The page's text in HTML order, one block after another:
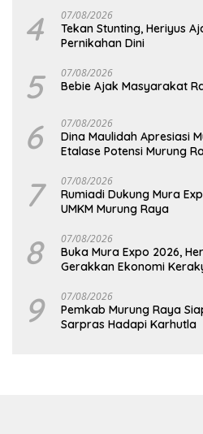
4 07/08/2026
Tekan Stunting, Heriyus
Pernikahan Dini
5 07/08/2026
Bebie Ajak Masyarakat
6 07/08/2026
Dina Maulidah Apresiasi
Etalase Potensi Murung
7 07/08/2026
Rumiadi Dukung Mura
UMKM Murung Raya
8 07/08/2026
Buka Mura Expo 2026,
Gerakkan Ekonomi
9 07/08/2026
Pemkab Murung Raya
Sarpras Hadapi Karhutla